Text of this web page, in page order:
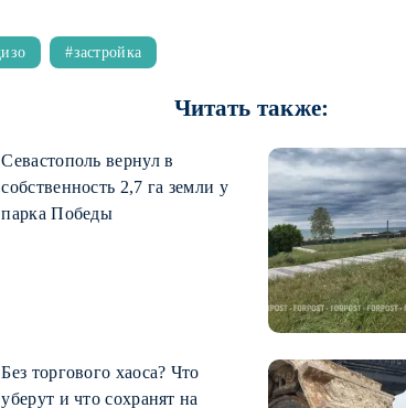
застройка
Читать также:
Севастополь вернул в
собственность 2,7 га земли у
парка Победы
Без торгового хаоса? Что
уберут и что сохранят на